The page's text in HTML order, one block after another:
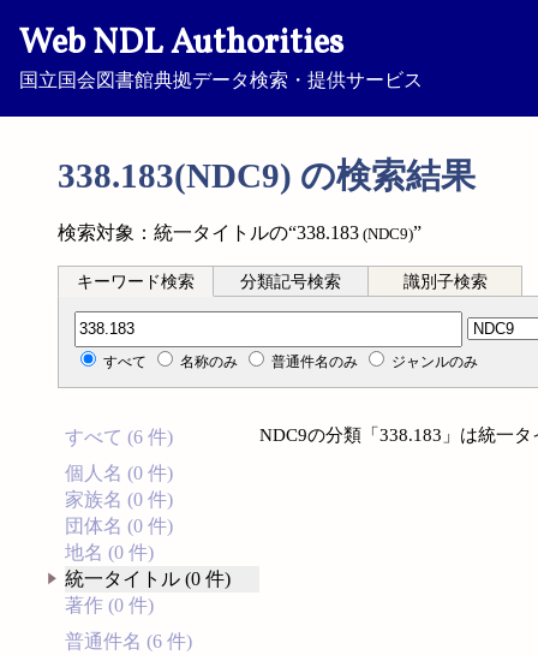
Web NDL Authorities
国立国会図書館典拠データ検索・提供サービス
338.183(NDC9) の検索結果
検索対象：統一タイトルの“338.183 (NDC9)”
キーワード検索 分類記号検索 識別子検索
分類記号検索
すべて 名称のみ 普通件名のみ ジャンルのみ
すべて (6 件)
個人名 (0 件)
家族名 (0 件)
団体名 (0 件)
地名 (0 件)
統一タイトル (0 件)
著作 (0 件)
普通件名 (6 件)
NDC9の分類「338.183」は統一